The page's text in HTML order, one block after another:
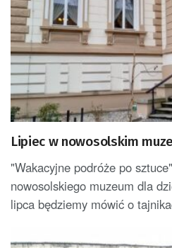
Lipiec w nowosolskim
"Wakacyjne podróże po
nowosolskiego muzeum dla
lipca będziemy mówić o